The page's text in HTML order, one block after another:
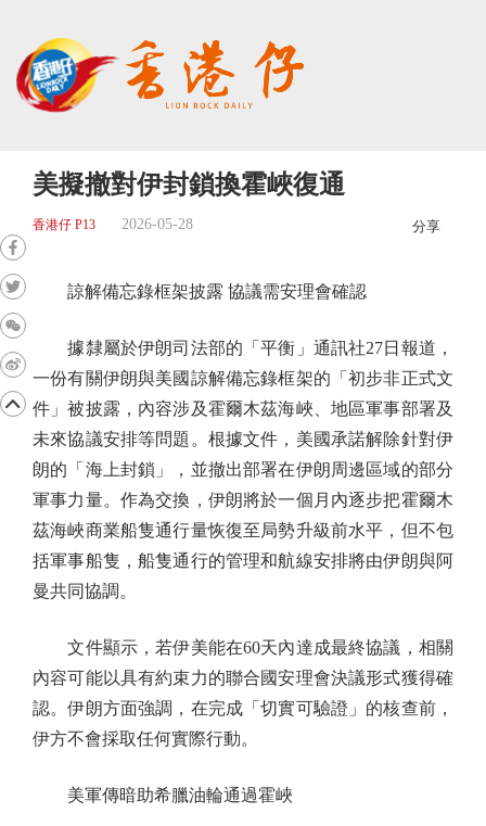
美擬撤對伊封鎖換霍峽復通
香港仔 P13 2026-05-28 分享
諒解備忘錄框架披露 協議需安理會確認
據隸屬於伊朗司法部的「平衡」通訊社27日報道，
一份有關伊朗與美國諒解備忘錄框架的「初步非正式文
件」被披露，內容涉及霍爾木茲海峽、地區軍事部署及
未來協議安排等問題。根據文件，美國承諾解除針對伊
朗的「海上封鎖」，並撤出部署在伊朗周邊區域的部分
軍事力量。作為交換，伊朗將於一個月內逐步把霍爾木
茲海峽商業船隻通行量恢復至局勢升級前水平，但不包
括軍事船隻，船隻通行的管理和航線安排將由伊朗與阿
曼共同協調。
文件顯示，若伊美能在60天內達成最終協議，相關
內容可能以具有約束力的聯合國安理會決議形式獲得確
認。伊朗方面強調，在完成「切實可驗證」的核查前，
伊方不會採取任何實際行動。
美軍傳暗助希臘油輪通過霍峽